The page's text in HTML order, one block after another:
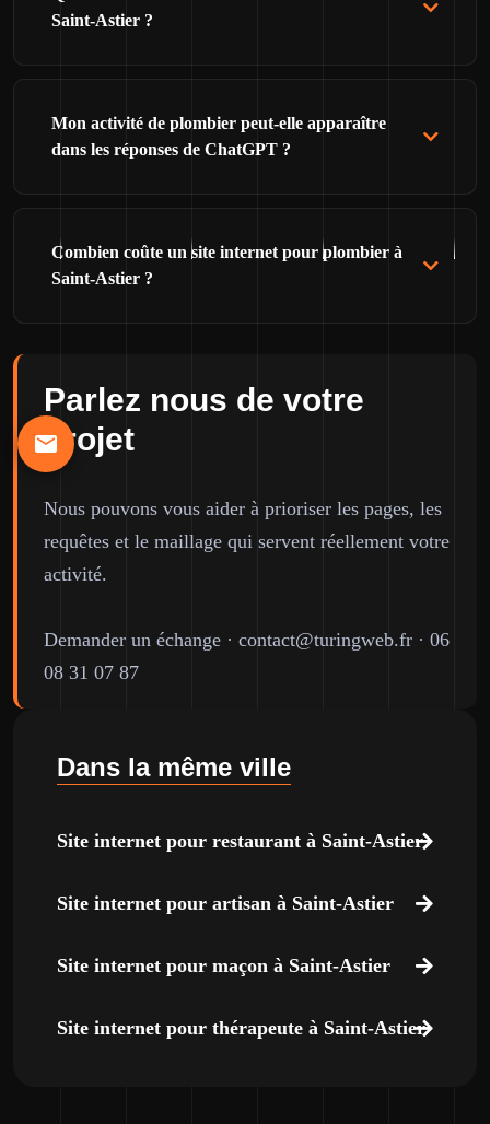
Saint-Astier ?
Mon activité de plombier peut-elle apparaître
dans les réponses de ChatGPT ?
Combien coûte un site internet pour plombier à
Saint-Astier ?
Parlez nous de votre
projet
Nous pouvons vous aider à prioriser les pages, les
requêtes et le maillage qui servent réellement votre
activité.
Demander un échange · contact@turingweb.fr · 06
08 31 07 87
Dans la même ville
Site internet pour restaurant à Saint-Astier
Site internet pour artisan à Saint-Astier
Site internet pour maçon à Saint-Astier
Site internet pour thérapeute à Saint-Astier